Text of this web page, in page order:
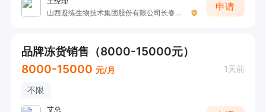
山西凝练生物技术集团股份有限公司长春运营中心
申请
品牌冻货销售（8000-15000元）
8000-15000 元/月 1天前
不限
艾总